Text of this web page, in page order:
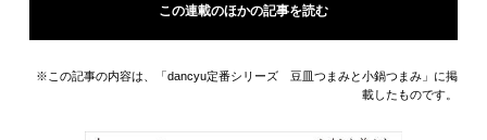
この連載のほかの記事を読む
※この記事の内容は、「dancyu定番シリーズ 豆皿つまみと小鍋つまみ」に掲
載したものです。